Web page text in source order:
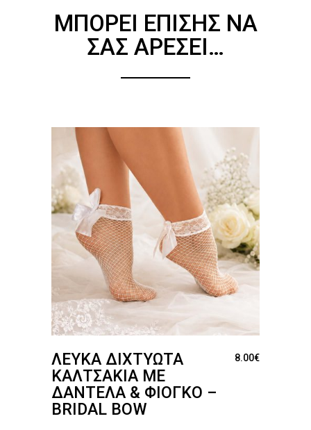
ΜΠΟΡΕΊ ΕΠΊΣΗΣ ΝΑ
ΣΑΣ ΑΡΈΣΕΙ…
ΛΕΥΚΆ ΔΙΧΤΥΩΤΆ
ΚΑΛΤΣΆΚΙΑ ΜΕ
ΔΑΝΤΈΛΑ & ΦΙΌΓΚΟ –
BRIDAL BOW
8.00€